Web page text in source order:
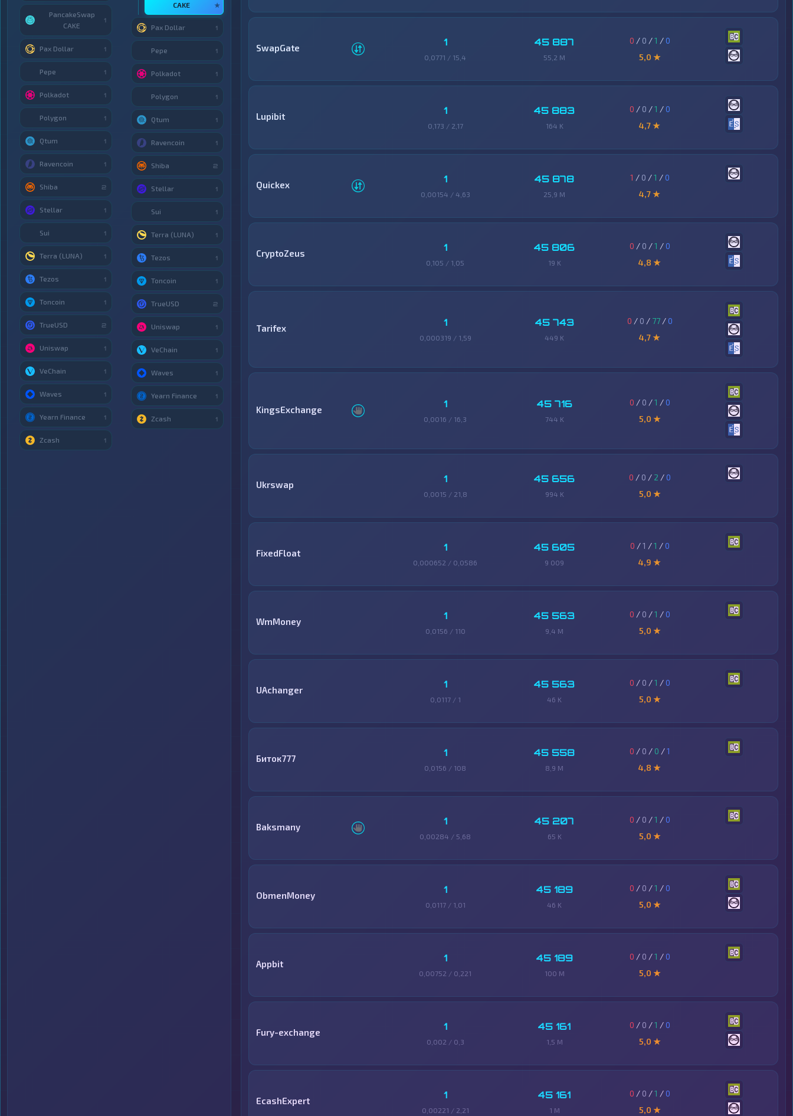
SwapGate 1
0,0771 / 15,4
45 887
55,2 M
0 / 0 /1 /0
5,0 ★
Lupibit 1
0,173 / 2,17
45 883
164 K
0 / 0 /1 /0
4,7 ★
Quickex 1
0,00154 / 4,63
45 878
25,9 M
1 / 0 /1 /0
4,7 ★
CryptoZeus 1
0,105 / 1,05
45 806
19 K
0 / 0 /1 /0
4,8 ★
Tarifex 1
0,000319 / 1,59
45 743
449 K
0 / 0 / 77/0
4,7 ★
KingsExchange 1
0,0016 / 16,3
45 716
744 K
0 / 0 /1 /0
5,0 ★
Ukrswap 1
0,0015 / 21,8
45 656
994 K
0 / 0 / 2 /0
5,0 ★
FixedFloat 1
0,000652 / 0,0586
45 605
9 009
0 /1 /1 /0
4,9 ★
WmMoney 1
0,0156 / 110
45 563
9,4 M
0 / 0 /1 /0
5,0 ★
UAchanger 1
0,0117 / 1
45 563
46 K
0 / 0 /1 /0
5,0 ★
Биток777 1
0,0156 / 108
45 558
8,9 M
0 / 0 / 0 /1
4,8 ★
Baksmany 1
0,00284 / 5,68
45 207
65 K
0 / 0 /1 /0
5,0 ★
ObmenMoney 1
0,0117 / 1,01
45 189
46 K
0 / 0 /1 /0
5,0 ★
Appbit 1
0,00752 / 0,221
45 189
100 M
0 / 0 /1 /0
5,0 ★
Fury-exchange 1
0,002 / 0,3
45 161
1,5 M
0 / 0 /1 /0
5,0 ★
EcashExpert 1
0,00221 / 2,21
45 161
1 M
0 / 0 /1 /0
5,0 ★
PancakeSwap
CAKE
1
Pax Dollar 1
Pepe 1
Polkadot 1
Polygon 1
Qtum 1
Ravencoin 1
Shiba 2
Stellar 1
Sui 1
Terra (LUNA) 1
Tezos 1
Toncoin 1
TrueUSD 2
Uniswap 1
VeChain 1
Waves 1
Yearn Finance 1
Zcash 1
CAKE ★
Pax Dollar 1
Pepe 1
Polkadot 1
Polygon 1
Qtum 1
Ravencoin 1
Shiba 2
Stellar 1
Sui 1
Terra (LUNA) 1
Tezos 1
Toncoin 1
TrueUSD 2
Uniswap 1
VeChain 1
Waves 1
Yearn Finance 1
Zcash 1